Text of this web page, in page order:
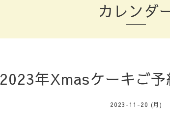
カレンダ
2023年Xmasケーキご
2023-11-20 (月)